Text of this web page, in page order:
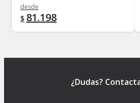
desde
$ 81.198
¿Dudas?